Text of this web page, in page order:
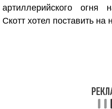
артиллерийского огня
Скотт хотел поставить на